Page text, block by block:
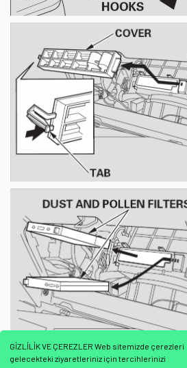
GİZLİLİK VE ÇEREZLER Web sitemizde çerezleri
gelecekteki ziyaretleriniz için tercihlerinizi